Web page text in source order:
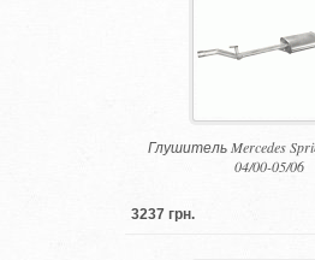
Глушитель Mercedes
04/00-05/06
3237 грн.